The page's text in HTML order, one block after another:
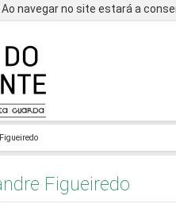
navegar no site estará a
Figueiredo